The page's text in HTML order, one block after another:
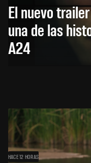
El nuevo
una de las
A24
HACE 12 HORAS